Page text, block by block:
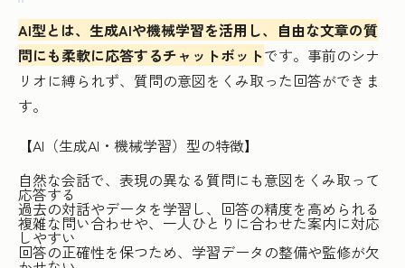
AI型とは、生成AIや機械学習を活用し、自由な文章の質
問にも柔軟に応答するチャットボットです。事前のシナ
リオに縛られず、質問の意図をくみ取った回答ができま
す。
【AI（生成AI・機械学習）型の特徴】
自然な会話で、表現の異なる質問にも意図をくみ取って
応答する
過去の対話やデータを学習し、回答の精度を高められる
複雑な問い合わせや、一人ひとりに合わせた案内に対応
しやすい
回答の正確性を保つため、学習データの整備や監修が欠